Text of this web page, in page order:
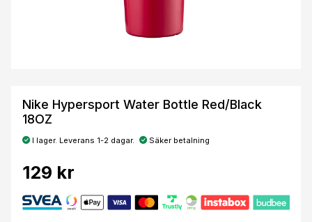
Nike Hypersport Water Bottle Red/Black
18OZ
I lager. Leverans 1-2 dagar. Säker betalning
129 kr